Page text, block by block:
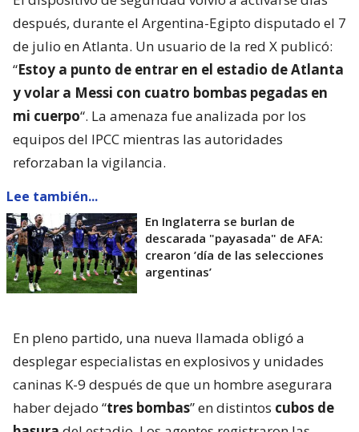
después, durante el Argentina-Egipto disputado el 7
de julio en Atlanta. Un usuario de la red X publicó:
“Estoy a punto de entrar en el estadio de Atlanta
y volar a Messi con cuatro bombas pegadas en
mi cuerpo“. La amenaza fue analizada por los
equipos del IPCC mientras las autoridades
reforzaban la vigilancia.
Lee también...
En Inglaterra se burlan de
descarada "payasada" de AFA:
crearon ’día de las selecciones
argentinas’
En pleno partido, una nueva llamada obligó a
desplegar especialistas en explosivos y unidades
caninas K-9 después de que un hombre asegurara
haber dejado “tres bombas” en distintos cubos de